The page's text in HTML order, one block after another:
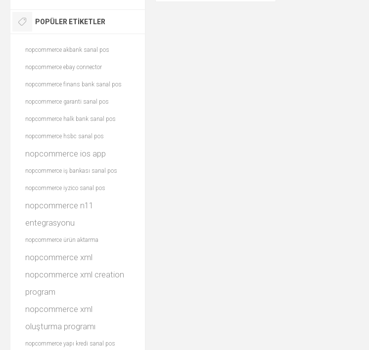
POPÜLER ETIKETLER
nopcommerce akbank sanal pos
nopcommerce ebay connector
nopcommerce finans bank sanal pos
nopcommerce garanti sanal pos
nopcommerce halk bank sanal pos
nopcommerce hsbc sanal pos
nopcommerce ios app
nopcommerce iş bankası sanal pos
nopcommerce iyzico sanal pos
nopcommerce n11
entegrasyonu
nopcommerce ürün aktarma
nopcommerce xml
nopcommerce xml creation
program
nopcommerce xml
oluşturma programı
nopcommerce yapı kredi sanal pos